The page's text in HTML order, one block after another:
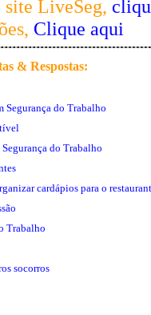
LiveSeg,
Clique aqui
& Respostas:
Segurança do Trabalho
do Trabalho
cardápios para o
Trabalho
socorros